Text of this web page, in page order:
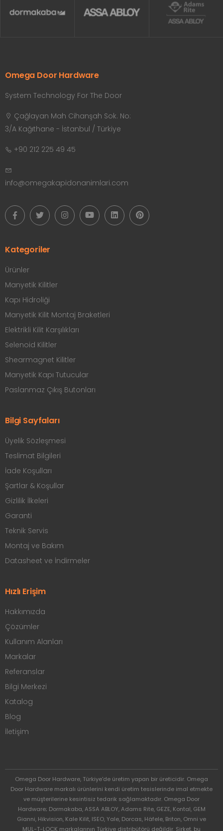
Omega Door Hardware
System Technology For The Door
Çağlayan Mah Cihanşah Sok. No:
3/A Kağıthane - İstanbul / Türkiye
+90 212 225 49 45
info@omegakapidonanimlari.com
Kategoriler
Ürünler
Manyetik Kilitler
Kapı Hidroliği
Manyetik Kilit Montaj Braketleri
Elektrikli Kilit Karşılıkları
Selenoid Kilitler
Shearmagnet Kilitler
Manyetik Kapı Tutucular
Paslanmaz Çıkış Butonları
Bilgi Sayfaları
Üyelik Sözleşmesi
Teslimat Bilgileri
İade Koşulları
Şartlar & Koşullar
Gizlilik İlkeleri
Garanti
Teknik Servis
Montaj ve Bakım
Datasheet ve İndirmeler
Hızlı Erişim
Hakkımızda
Çözümler
Kullanım Alanları
Markalar
Referanslar
Bilgi Merkezi
Katalog
Blog
İletişim
Omega Door Hardware, Türkiye'de üretim yapan bir üreticidir. Omega
Door Hardware markalı ürünlerini kendi üretim tesislerinde imal etmekte
ve müşterilerine kesintisiz tedarik sağlamaktadır. Omega Door
Hardware; Dormakaba, ASSA ABLOY, Adams Rite, GEZE, Kontal, GEM
Gianni, Hikvision, Kale Kilit, ISEO, Yale, Dorcas, Häfele, Briton, Omni ve
MUL-T-LOCK markalarının Türkiye distribütörü değildir. Şirket, bu